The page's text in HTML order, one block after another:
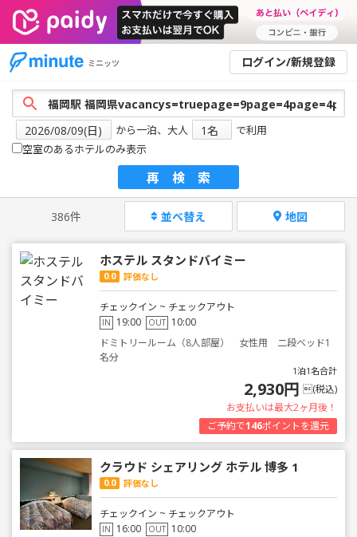
ミニッツ ログイン/新規登録
から一泊、大人
で利用
空室のあるホテルのみ表示
再検索
386件 並べ替え 地図
ホステル スタンドバイミー
0.0 評価なし
チェックイン ~ チェックアウト
IN 19:00 OUT 10:00
ドミトリールーム（8人部屋） 女性用 二段ベッド1
名分
1泊1名合計
2,930円 (税込)
お支払いは最大2ヶ月後！
ご予約で146ポイントを還元
クラウド シェアリング ホテル 博多 1
0.0 評価なし
チェックイン ~ チェックアウト
IN 16:00 OUT 10:00